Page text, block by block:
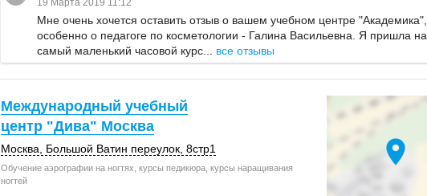
19 Марта 2019 11:12
Мне очень хочется оставить отзыв о вашем учебном центре "Академика",
особенно о педагоге по косметологии - Галина Васильевна. Я пришла на
самый маленький часовой курс... все отзывы
Международный учебный
центр "Дива" Москва
Москва , Большой Ватин переулок, 8стр1
Обучение аэрографии на ногтях, курсы педикюра, курсы наращивания
ногтей
location_on